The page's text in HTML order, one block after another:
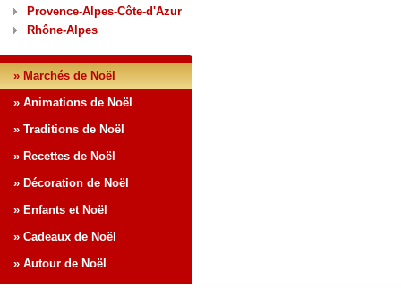
Provence-Alpes-Côte-d'Azur
Rhône-Alpes
» Marchés de Noël
» Animations de Noël
» Traditions de Noël
» Recettes de Noël
» Décoration de Noël
» Enfants et Noël
» Cadeaux de Noël
» Autour de Noël